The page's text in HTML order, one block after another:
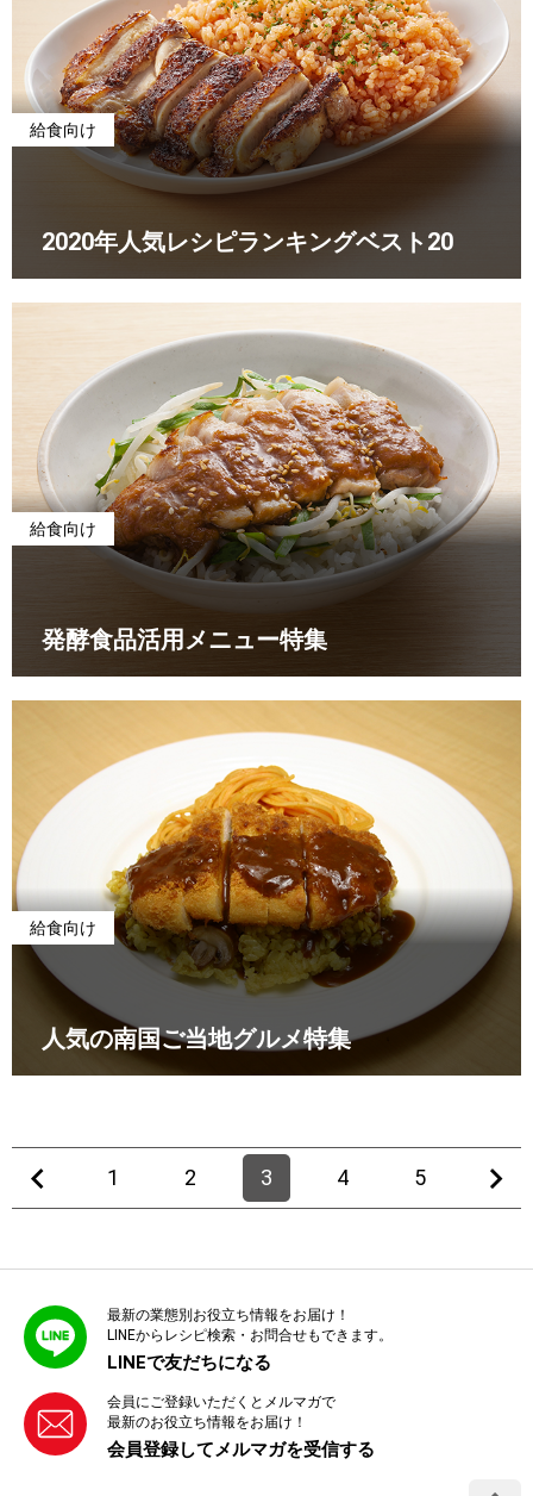
給食向け
2020年人気レシピランキングベスト20
給食向け
発酵食品活用メニュー特集
給食向け
人気の南国ご当地グルメ特集
1 2 3 4 5
最新の業態別お役立ち情報をお届け！
LINEからレシピ検索・お問合せもできます。
LINEで友だちになる
会員にご登録いただくとメルマガで
最新のお役立ち情報をお届け！
会員登録してメルマガを受信する